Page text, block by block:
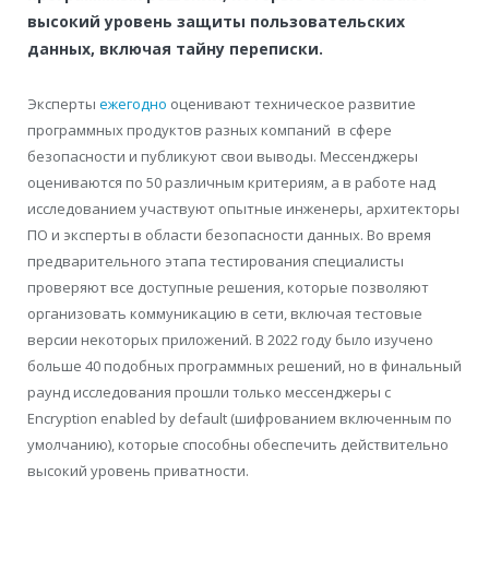
высокий уровень защиты пользовательских
данных, включая тайну переписки.
Эксперты ежегодно оценивают техническое развитие
программных продуктов разных компаний в сфере
безопасности и публикуют свои выводы. Мессенджеры
оцениваются по 50 различным критериям, а в работе над
исследованием участвуют опытные инженеры, архитекторы
ПО и эксперты в области безопасности данных. Во время
предварительного этапа тестирования специалисты
проверяют все доступные решения, которые позволяют
организовать коммуникацию в сети, включая тестовые
версии некоторых приложений. В 2022 году было изучено
больше 40 подобных программных решений, но в финальный
раунд исследования прошли только мессенджеры с
Encryption enabled by default (шифрованием включенным по
умолчанию), которые способны обеспечить действительно
высокий уровень приватности.